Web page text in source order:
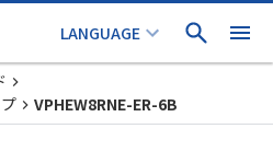
VPHEW8RNE-ER-6B